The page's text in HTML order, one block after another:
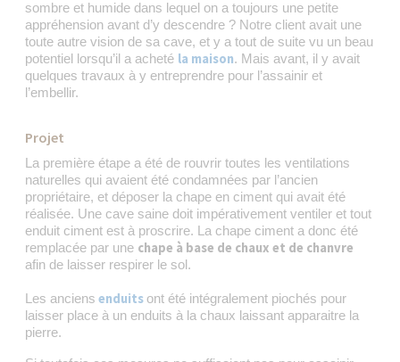
sombre et humide dans lequel on a toujours une petite
appréhension avant d’y descendre ? Notre client avait une
toute autre vision de sa cave, et y a tout de suite vu un beau
potentiel lorsqu’il a acheté la maison. Mais avant, il y avait
quelques travaux à y entreprendre pour l’assainir et
l’embellir.
Projet
La première étape a été de rouvrir toutes les ventilations
naturelles qui avaient été condamnées par l’ancien
propriétaire, et déposer la chape en ciment qui avait été
réalisée. Une cave saine doit impérativement ventiler et tout
enduit ciment est à proscrire. La chape ciment a donc été
remplacée par une chape à base de chaux et de chanvre
afin de laisser respirer le sol.
Les anciens enduits ont été intégralement piochés pour
laisser place à un enduits à la chaux laissant apparaitre la
pierre.